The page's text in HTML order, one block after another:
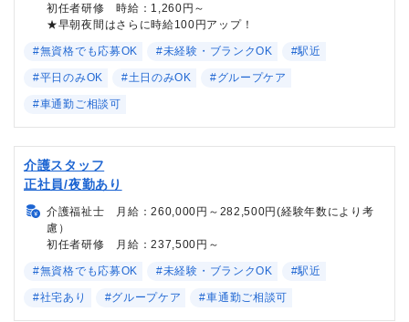
初任者研修 時給：1,260円～
★早朝夜間はさらに時給100円アップ！
#無資格でも応募OK #未経験・ブランクOK #駅近
#平日のみOK #土日のみOK #グループケア
#車通勤ご相談可
介護スタッフ
正社員/夜勤あり
介護福祉士 月給：260,000円～282,500円(経験年数により考
慮）
初任者研修 月給：237,500円～
#無資格でも応募OK #未経験・ブランクOK #駅近
#社宅あり #グループケア #車通勤ご相談可